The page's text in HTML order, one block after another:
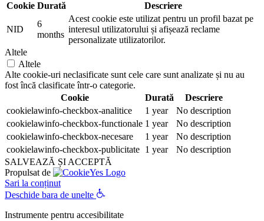
Cookie Durată Descriere
NID
6
months
Acest cookie este utilizat pentru un profil bazat pe
interesul utilizatorului și afișează reclame
personalizate utilizatorilor.
Altele
Altele
Alte cookie-uri neclasificate sunt cele care sunt analizate și nu au
fost încă clasificate într-o categorie.
Cookie
Durată
Descriere
cookielawinfo-checkbox-analitice
1 year
No description
cookielawinfo-checkbox-functionale 1 year
No description
cookielawinfo-checkbox-necesare
1 year
No description
cookielawinfo-checkbox-publicitate 1 year
No description
SALVEAZĂ ȘI ACCEPTĂ
Propulsat de
Sari la conținut
Deschide bara de unelte
Instrumente pentru accesibilitate